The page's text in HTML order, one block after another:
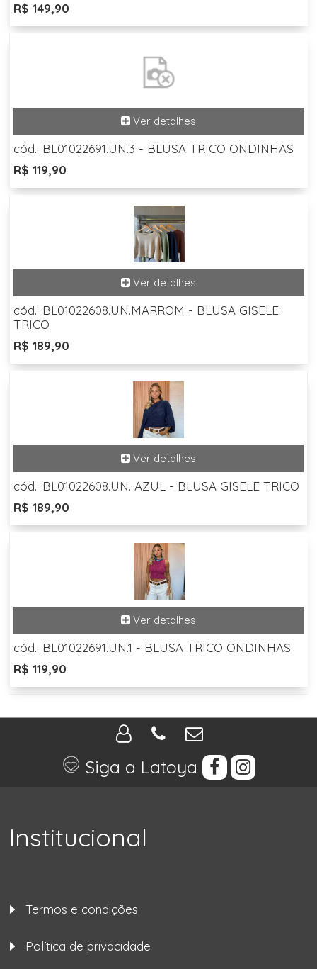
R$ 149,90
cód.: BL01022691.UN.3 - BLUSA TRICO ONDINHAS
R$ 119,90
cód.: BL01022608.UN.MARROM - BLUSA GISELE
TRICO
R$ 189,90
cód.: BL01022608.UN. AZUL - BLUSA GISELE TRICO
R$ 189,90
cód.: BL01022691.UN.1 - BLUSA TRICO ONDINHAS
R$ 119,90
Siga a Latoya
Institucional
Termos e condições
Política de privacidade